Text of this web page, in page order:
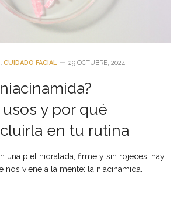
, CUIDADO FACIAL 29 OCTUBRE, 2024
y por qué
en tu rutina
una piel hidratada, firme y sin rojeces, hay
nos viene a la mente: la niacinamida.